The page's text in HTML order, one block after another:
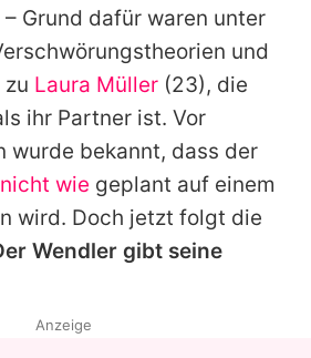
verwalten
Grund dafür waren unter
und
zu Laura Müller (23), die
ihr Partner ist. Vor
wurde bekannt, dass der
nicht wie geplant auf einem
wird. Doch jetzt folgt die
Wendler gibt seine
Anzeige